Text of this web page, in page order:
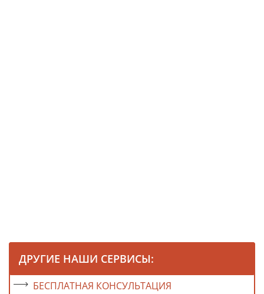
ДРУГИЕ НАШИ СЕРВИСЫ:
БЕСПЛАТНАЯ КОНСУЛЬТАЦИЯ